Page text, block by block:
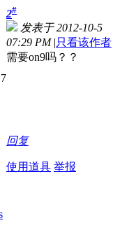
2#
发表于 2012-10-5
07:29 PM |只看该作者
需要on9吗？？
回复
使用道具 举报